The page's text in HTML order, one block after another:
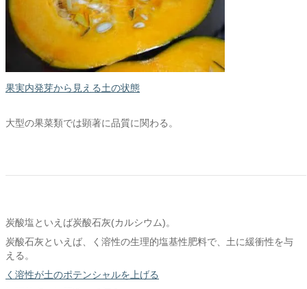
果実内発芽から見える土の状態
大型の果菜類では顕著に品質に関わる。
炭酸塩といえば炭酸石灰(カルシウム)。
炭酸石灰といえば、く溶性の生理的塩基性肥料で、土に緩衝性を与
える。
く溶性が土のポテンシャルを上げる